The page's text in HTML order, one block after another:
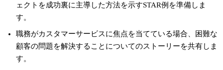
ェクトを成功裏に主導した方法を示すSTAR例を準備しま
す。
職務がカスタマーサービスに焦点を当てている場合、困難な
顧客の問題を解決することについてのストーリーを共有しま
す。